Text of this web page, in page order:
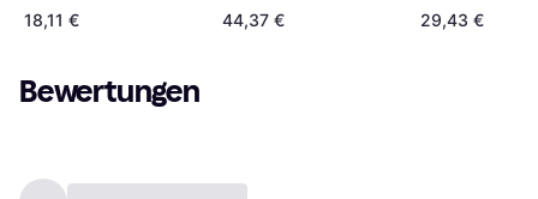
18,11 €
300Mbps
Wireless N
44,37 € 29,43 €
Bewertungen